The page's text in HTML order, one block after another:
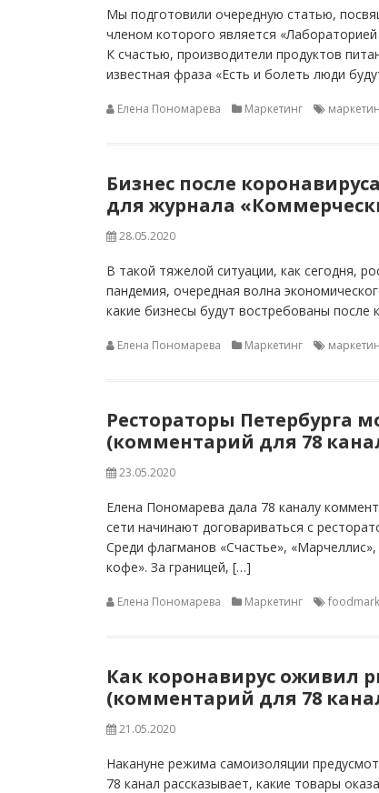
Мы подготовили очередную статью,
членом которого является
К счастью, производители продуктов
известная фраза «Есть и болеть люди
Елена Пономарева Маркетинг
Бизнес после
для журнала
28.05.2020
В такой тяжелой ситуации, как сегодня,
пандемия, очередная волна
какие бизнесы будут востребованы
Елена Пономарева Маркетинг
Рестораторы Петербурга
(комментарий для 78
23.05.2020
Елена Пономарева дала 78 каналу
сети начинают договариваться с
Среди флагманов «Счастье»,
кофе». За границей, […]
Елена Пономарева Маркетинг
Как коронавирус оживил
(комментарий для 78
21.05.2020
Накануне режима самоизоляции
78 канал рассказывает, какие товары